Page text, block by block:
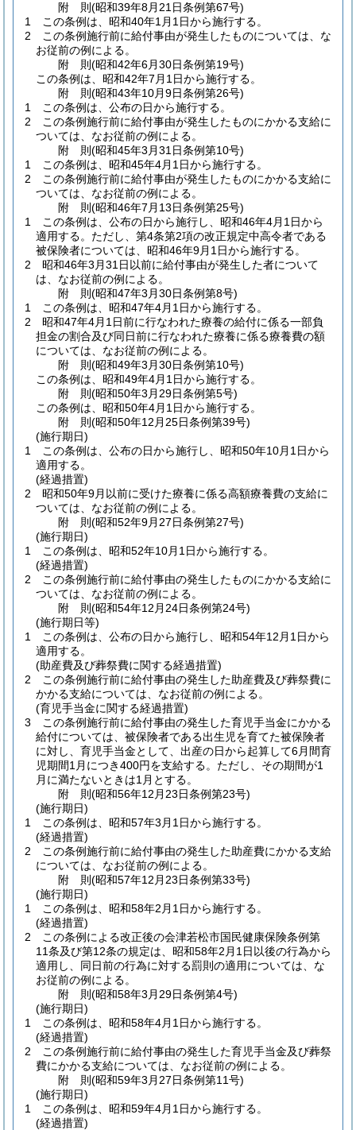
附 則(昭和39年8月21日条例第67号)
1
この条例は、昭和40年1月1日から施行する。
2
この条例施行前に給付事由が発生したものについては、な
お従前の例による。
附 則(昭和42年6月30日条例第19号)
この条例は、昭和42年7月1日から施行する。
附 則(昭和43年10月9日条例第26号)
1
この条例は、公布の日から施行する。
2
この条例施行前に給付事由が発生したものにかかる支給に
ついては、なお従前の例による。
附 則(昭和45年3月31日条例第10号)
1
この条例は、昭和45年4月1日から施行する。
2
この条例施行前に給付事由が発生したものにかかる支給に
ついては、なお従前の例による。
附 則(昭和46年7月13日条例第25号)
1
この条例は、公布の日から施行し、昭和46年4月1日から
適用する。 ただし、第4条第2項の改正規定中高令者である
被保険者については、昭和46年9月1日から施行する。
2
昭和46年3月31日以前に給付事由が発生した者について
は、なお従前の例による。
附 則(昭和47年3月30日条例第8号)
1
この条例は、昭和47年4月1日から施行する。
2
昭和47年4月1日前に行なわれた療養の給付に係る一部負
担金の割合及び同日前に行なわれた療養に係る療養費の額
については、なお従前の例による。
附 則(昭和49年3月30日条例第10号)
この条例は、昭和49年4月1日から施行する。
附 則(昭和50年3月29日条例第5号)
この条例は、昭和50年4月1日から施行する。
附 則(昭和50年12月25日条例第39号)
(施行期日)
1
この条例は、公布の日から施行し、昭和50年10月1日から
適用する。
(経過措置)
2
昭和50年9月以前に受けた療養に係る高額療養費の支給に
ついては、なお従前の例による。
附 則(昭和52年9月27日条例第27号)
(施行期日)
1
この条例は、昭和52年10月1日から施行する。
(経過措置)
2
この条例施行前に給付事由の発生したものにかかる支給に
ついては、なお従前の例による。
附 則(昭和54年12月24日条例第24号)
(施行期日等)
1
この条例は、公布の日から施行し、昭和54年12月1日から
適用する。
(助産費及び葬祭費に関する経過措置)
2
この条例施行前に給付事由の発生した助産費及び葬祭費に
かかる支給については、なお従前の例による。
(育児手当金に関する経過措置)
3
この条例施行前に給付事由の発生した育児手当金にかかる
給付については、被保険者である出生児を育てた被保険者
に対し、育児手当金として、出産の日から起算して6月間育
児期間1月につき400円を支給する。 ただし、その期間が1
月に満たないときは1月とする。
附 則(昭和56年12月23日条例第23号)
(施行期日)
1
この条例は、昭和57年3月1日から施行する。
(経過措置)
2
この条例施行前に給付事由の発生した助産費にかかる支給
については、なお従前の例による。
附 則(昭和57年12月23日条例第33号)
(施行期日)
1
この条例は、昭和58年2月1日から施行する。
(経過措置)
2
この条例による改正後の会津若松市国民健康保険条例第
11条及び第12条の規定は、昭和58年2月1日以後の行為から
適用し、同日前の行為に対する罰則の適用については、な
お従前の例による。
附 則(昭和58年3月29日条例第4号)
(施行期日)
1
この条例は、昭和58年4月1日から施行する。
(経過措置)
2
この条例施行前に給付事由の発生した育児手当金及び葬祭
費にかかる支給については、なお従前の例による。
附 則(昭和59年3月27日条例第11号)
(施行期日)
1
この条例は、昭和59年4月1日から施行する。
(経過措置)